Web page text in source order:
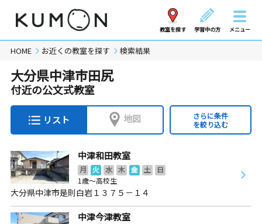
教室を探す 学習中の方 メニュー
HOME お近くの教室を探す 検索結果
大分県中津市田尻
付近の公文式教室
リスト 地図
さらに条件
を絞り込む
中津和田教室
月 火 水 木 金 土
日
1歳～高校生
大分県中津市是則白岩１３７５－１４
中津今津教室